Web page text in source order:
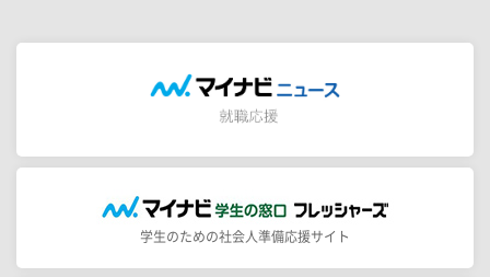
学生のための社会人準備応援サイト